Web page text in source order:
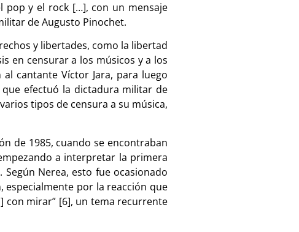
pop y el rock […], con un mensaje
de Augusto Pinochet.
y libertades, como la libertad
en censurar a los músicos y a los
cantante Víctor Jara, para luego
efectuó la dictadura militar de
tipos de censura a su música,
de 1985, cuando se encontraban
a interpretar la primera
Nerea, esto fue ocasionado
por la reacción que
con mirar” [6], un tema recurrente